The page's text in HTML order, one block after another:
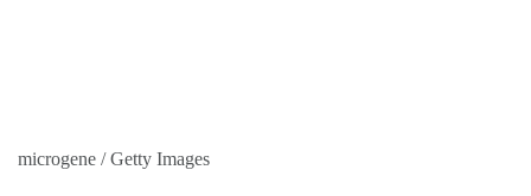
microgene / Getty Images